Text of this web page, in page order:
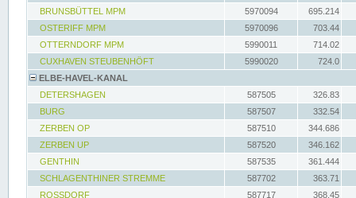
BRUNSBÜTTEL MPM
5970094
695.214
OSTERIFF MPM
5970096
703.44
OTTERNDORF MPM
5990011
714.02
CUXHAVEN STEUBENHÖFT
5990020
724.0
ELBE-HAVEL-KANAL
DETERSHAGEN
587505
326.83
BURG
587507
332.54
ZERBEN OP
587510
344.686
ZERBEN UP
587520
346.162
GENTHIN
587535
361.444
SCHLAGENTHINER STREMME
587702
363.71
ROSSDORF
587717 368.45